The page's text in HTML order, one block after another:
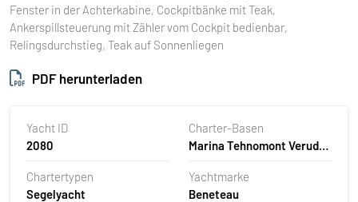
Fenster in der Achterkabine, Cockpitbänke mit Teak,
Ankerspillsteuerung mit Zähler vom Cockpit bedienbar,
Relingsdurchstieg, Teak auf Sonnenliegen
PDF herunterladen
Yacht ID
2080
Charter-Basen
Marina Tehnomont Veruda,
Chartertypen
Segelyacht
Yachtmarke
Beneteau